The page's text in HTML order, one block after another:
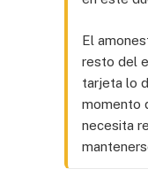
El
resto del
tarjeta lo
momento
necesita